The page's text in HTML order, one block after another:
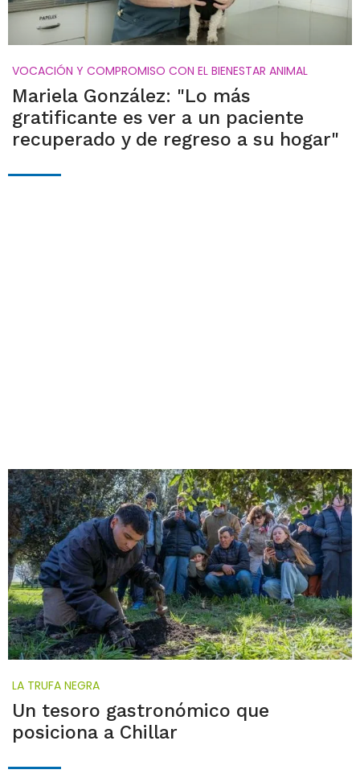
VOCACIÓN Y COMPROMISO CON EL BIENESTAR ANIMAL
Mariela González: "Lo más
gratificante es ver a un paciente
recuperado y de regreso a su hogar"
LA TRUFA NEGRA
Un tesoro gastronómico que
posiciona a Chillar